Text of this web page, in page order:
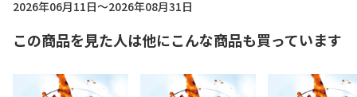
2026年06月11日～2026年08月31日
この商品を見た人は他にこんな商品も買っています